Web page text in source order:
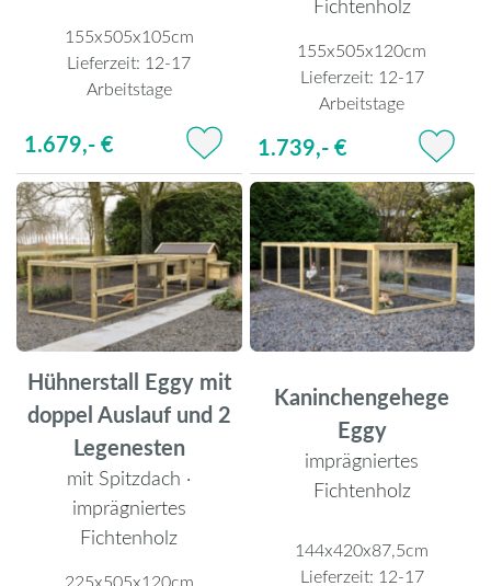
155x505x105cm
Lieferzeit: 12-17
Arbeitstage
1.679,- €
Fichtenholz
155x505x120cm
Lieferzeit: 12-17
Arbeitstage
1.739,- €
Hühnerstall Eggy mit
doppel Auslauf und 2
Legenesten
mit Spitzdach ·
imprägniertes
Fichtenholz
225x505x120cm
Kaninchengehege
Eggy
imprägniertes
Fichtenholz
144x420x87,5cm
Lieferzeit: 12-17